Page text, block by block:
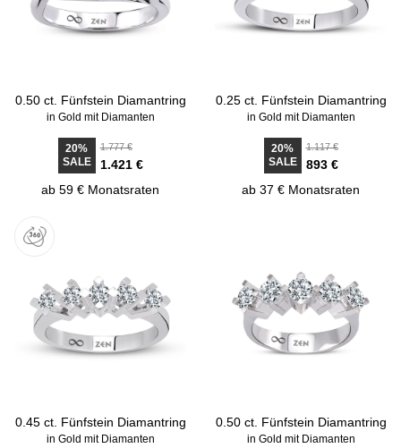
0.50 ct. Fünfstein Diamantring
in Gold mit Diamanten
20%
SALE
1.777 €
1.421 €
ab 59 € Monatsraten
0.25 ct. Fünfstein Diamantring
in Gold mit Diamanten
20%
SALE
1.117 €
893 €
ab 37 € Monatsraten
0.45 ct. Fünfstein Diamantring
in Gold mit Diamanten
0.50 ct. Fünfstein Diamantring
in Gold mit Diamanten